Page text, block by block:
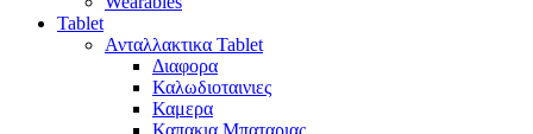
Tablet
Ανταλλακτικα Tablet
Διαφορα
Καλωδιοταινιες
Καμερα
Καπακια Μπαταριας